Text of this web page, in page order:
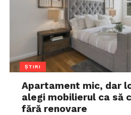
ȘTIRI
Apartament mic, dar
alegi mobilierul ca să
fără renovare